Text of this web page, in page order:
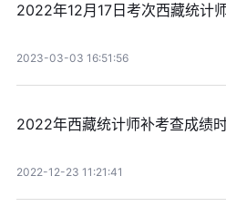
2022年12月17日考次西藏统计
2023-03-03 16:51:56
2022年西藏统计师补考查成绩
2022-12-23 11:21:41